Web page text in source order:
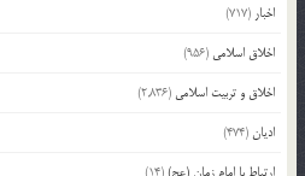
اخبار (717)
اخلاق اسلامی (956)
اخلاق و تربیت اسلامی (2,836)
ادیان(474)